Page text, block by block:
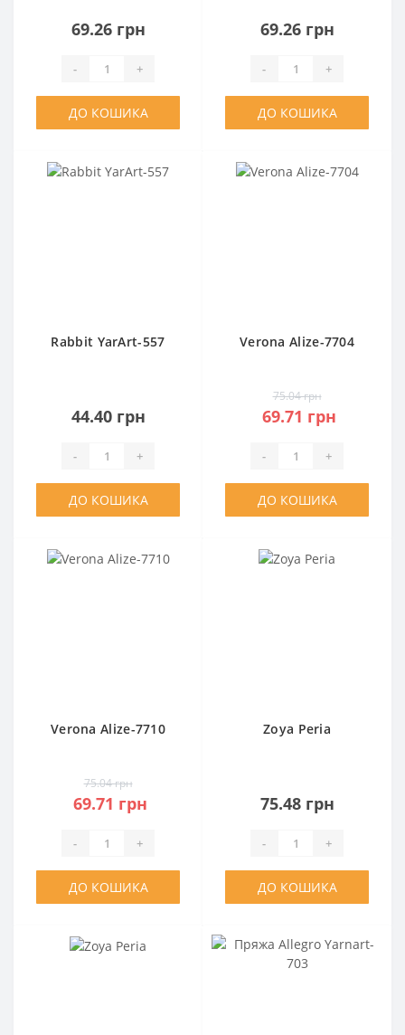
69.26 грн
- +
ДО КОШИКА
69.26 грн
- +
ДО КОШИКА
Rabbit YarArt-557
44.40 грн
- +
ДО КОШИКА
Verona Alize-7704
75.04 грн
69.71 грн
- +
ДО КОШИКА
Verona Alize-7710
75.04 грн
69.71 грн
- +
ДО КОШИКА
Zoya Peria
75.48 грн
- +
ДО КОШИКА